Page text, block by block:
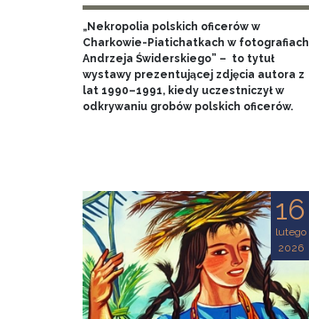
„Nekropolia polskich oficerów w
Charkowie-Piatichatkach w fotografiach
Andrzeja Świderskiego” – to tytuł
wystawy prezentującej zdjęcia autora z
lat 1990–1991, kiedy uczestniczył w
odkrywaniu grobów polskich oficerów.
16
lutego
2026